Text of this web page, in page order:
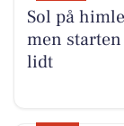
Sol på
men
lidt